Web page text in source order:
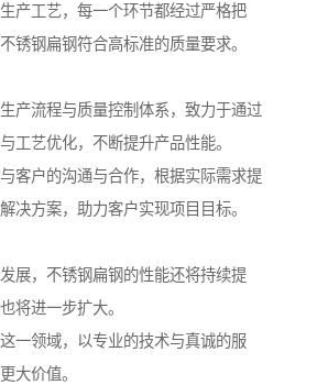
产工艺，每一个环节都经过严格把
锈钢扁钢符合高标准的质量要求。
产流程与质量控制体系，致力于通过
工艺优化，不断提升产品性能。
客户的沟通与合作，根据实际需求提
决方案，助力客户实现项目目标。
展，不锈钢扁钢的性能还将持续提
将进一步扩大。
一领域，以专业的技术与真诚的服
大价值。